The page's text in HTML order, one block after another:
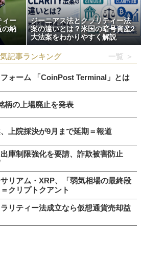
ィー
の納
ジーニアス法とクラリティー法
案の違いとは？米国の暗号資産2
大法案をわかりやすく解説
記事ランキング 一覧 ＞
ォーム 「CoinPost Terminal」とは
柄の上場廃止を発表
上院採決が9月まで延期＝報道
庫制限強化を要請、詐欺被害防止
リアム・XRP、「弱気相場の最終段
クリプトクアント
リティー法成立なら仮想通貨売却益